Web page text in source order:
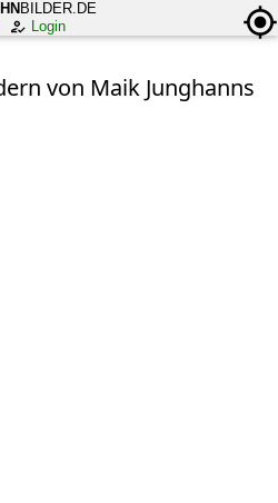
BILDER.DE
Login
von Maik Junghanns